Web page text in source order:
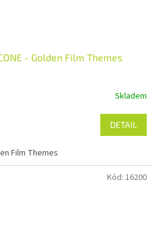
- Golden Film Themes
Skladem
DETAIL
Film Themes
Kód: 16200